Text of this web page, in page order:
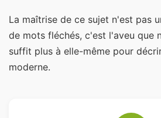
La maîtrise de ce sujet n'est pas
de mots fléchés, c'est l'aveu que
suffit plus à elle-même pour
moderne.